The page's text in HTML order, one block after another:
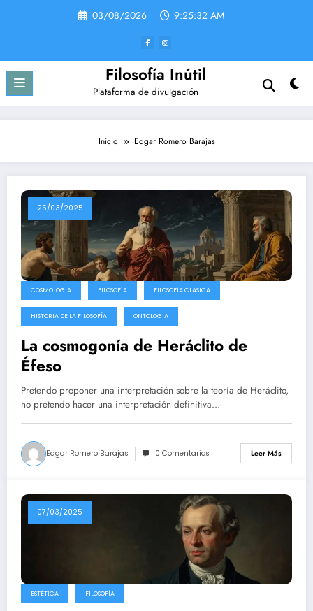
03/08/2026 9:25:33 AM
Filosofía Inútil
Plataforma de divulgación
Inicio Edgar Romero Barajas
25/03/2025
COSMOLOGIA FILOSOFÍA FILOSOFÍA CLÁSICA
HISTORIA DE LA FILOSOFÍA ONTOLOGIA
La cosmogonía de Heráclito de
Éfeso
Pretendo proponer una interpretación sobre la teoría de Heráclito,
no pretendo hacer una interpretación definitiva…
Edgar Romero Barajas 0 Comentarios Leer Más
07/03/2025
ESTÉTICA FILOSOFÍA